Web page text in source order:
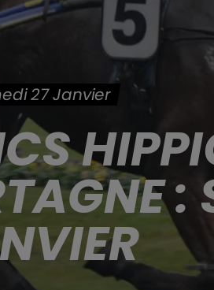
27 Janvier
: